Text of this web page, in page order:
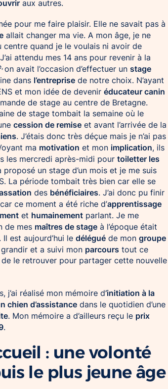
aux autres.
pour me faire plaisir. Elle ne savait pas à
allait changer ma vie. A mon âge, je ne
centre quand je le voulais ni avoir de
attendu mes 14 ans pour revenir à la
on avait l’occasion d’effectuer un stage
dans l’entreprise de notre choix. N’ayant
et mon idée de devenir éducateur canin
de stage au centre de Bretagne.
de stage tombait la semaine où le
cession de remise et avant l’arrivée de la
. J’étais donc très déçue mais je n’ai pas
ma motivation et mon implication, ils
les mercredi après-midi pour toiletter les
proposé un stage d’un mois et je me suis
La période tombait très bien car elle se
des bénéficiaires. J’ai donc pu finir
ce moment a été riche d’apprentissage
et humainement parlant. Je me
de mes maîtres de stage à l’époque était
. Il est aujourd’hui le délégué de mon groupe
grandir et a suivi mon parcours tout ce
le retrouver pour partager cette nouvelle
j’ai réalisé mon mémoire d’initiation à la
chien d’assistance dans le quotidien d’une
. Mon mémoire a d’ailleurs reçu le prix
.
: une volonté
le plus jeune âge